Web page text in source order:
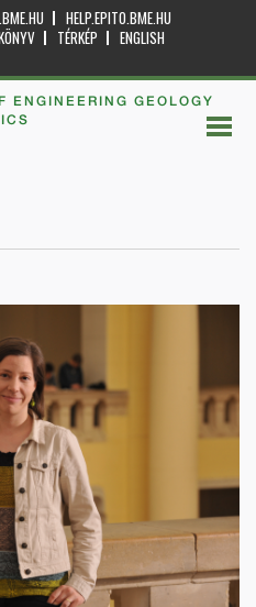
HELP.EPITO.BME.HU
TÉRKÉP
ENGLISH
ENGINEERING GEOLOGY